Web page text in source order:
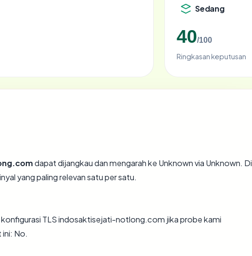
Sedang
40/100
Ringkasan keputusan
dapat dijangkau dan mengarah ke Unknown via Unknown. Di
yang paling relevan satu per satu.
TLS indosaktisejati-notlong.com jika probe kami
No.